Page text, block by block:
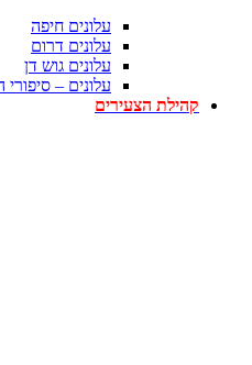
עלונים חיפה
עלונים דרום
עלונים גוש דן
עלונים –
קהילת הצעירים